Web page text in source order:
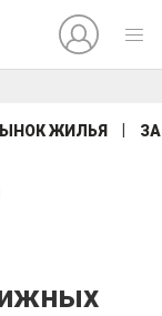
ЖИЛЬЯ